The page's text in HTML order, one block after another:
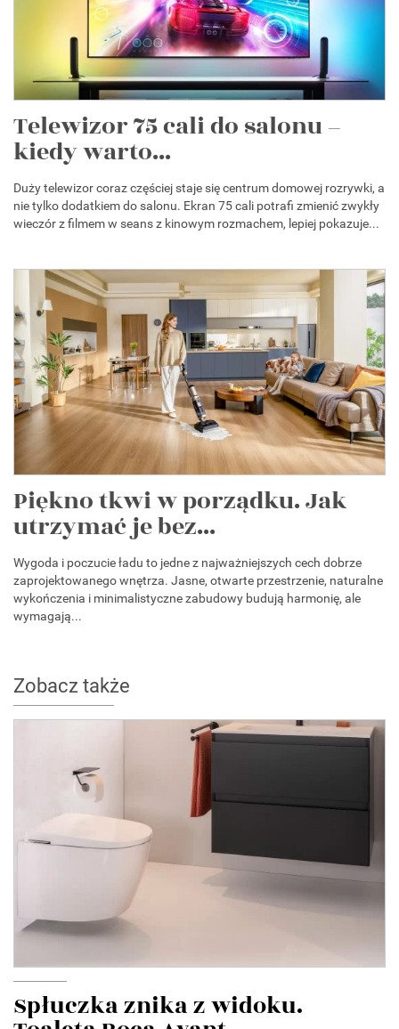
Telewizor 75 cali do salonu –
kiedy warto...
Duży telewizor coraz częściej staje się centrum domowej rozrywki, a
nie tylko dodatkiem do salonu. Ekran 75 cali potrafi zmienić zwykły
wieczór z filmem w seans z kinowym rozmachem, lepiej pokazuje...
Piękno tkwi w porządku. Jak
utrzymać je bez...
Wygoda i poczucie ładu to jedne z najważniejszych cech dobrze
zaprojektowanego wnętrza. Jasne, otwarte przestrzenie, naturalne
wykończenia i minimalistyczne zabudowy budują harmonię, ale
wymagają...
Zobacz także
Spłuczka znika z widoku.